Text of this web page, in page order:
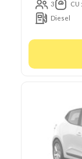
3 CU
Diesel